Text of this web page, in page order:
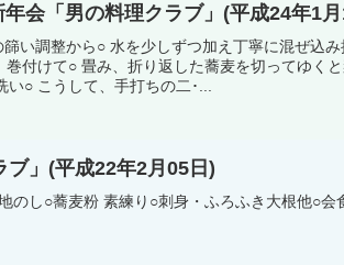
会「男の料理クラブ」(平成24年1
い調整から○ 水を少しずつ加え丁寧に混ぜ込
付けて○ 畳み、折り返した蕎麦を切ってゆく
○ こうして、手打ちの二･...
」(平成22年2月05日)
のし○蕎麦粉 素練り○刺身・ふろふき大根他○会